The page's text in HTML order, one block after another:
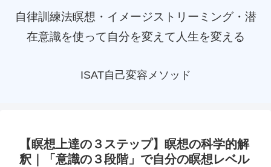
自律訓練法瞑想・イメージストリーミング・潜
在意識を使って自分を変えて人生を変える
ISAT自己変容メソッド
【瞑想上達の３ステップ】瞑想の科学的解
釈｜「意識の３段階」で自分の瞑想レベル